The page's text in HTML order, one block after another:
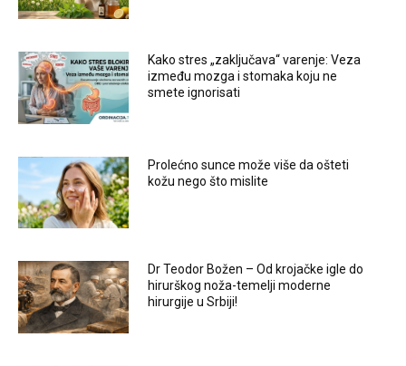
Kako stres „zaključava“ varenje: Veza
između mozga i stomaka koju ne
smete ignorisati
Prolećno sunce može više da ošteti
kožu nego što mislite
Dr Teodor Božen – Od krojačke igle do
hirurškog noža-temelji moderne
hirurgije u Srbiji!